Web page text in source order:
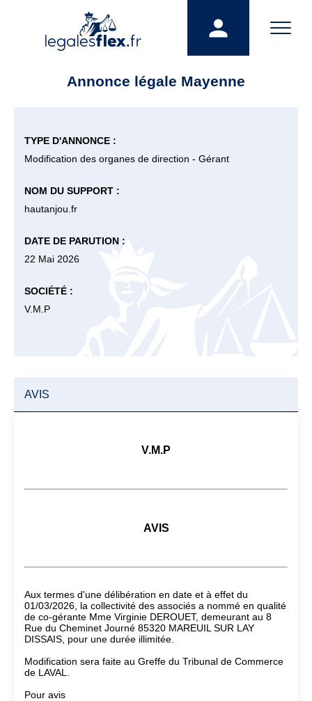
Annonce légale Mayenne
TYPE D'ANNONCE :
Modification des organes de direction - Gérant
NOM DU SUPPORT :
hautanjou.fr
DATE DE PARUTION :
22 Mai 2026
SOCIÉTÉ :
V.M.P
AVIS
V.M.P
AVIS
Aux termes d'une délibération en date et à effet du
01/03/2026, la collectivité des associés a nommé en qualité
de co-gérante Mme Virginie DEROUET, demeurant au 8
Rue du Cheminet Journé 85320 MAREUIL SUR LAY
DISSAIS, pour une durée illimitée.
Modification sera faite au Greffe du Tribunal de Commerce
de LAVAL.
Pour avis